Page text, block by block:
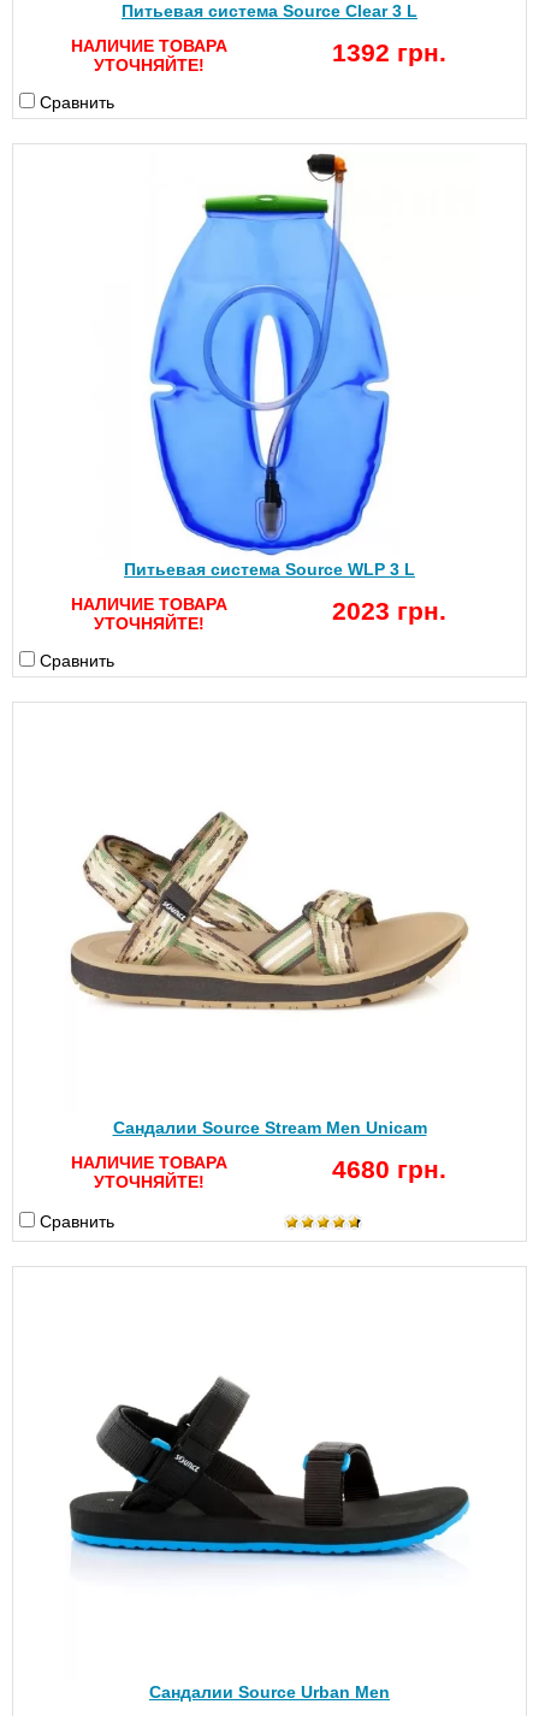
Питьевая система Source Clear 3 L
НАЛИЧИЕ ТОВАРА
УТОЧНЯЙТЕ!
1392 грн.
Сравнить
Питьевая система Source WLP 3 L
НАЛИЧИЕ ТОВАРА
УТОЧНЯЙТЕ!
2023 грн.
Сравнить
Сандалии Source Stream Men Unicam
НАЛИЧИЕ ТОВАРА
УТОЧНЯЙТЕ!
4680 грн.
Сравнить
Сандалии Source Urban Men